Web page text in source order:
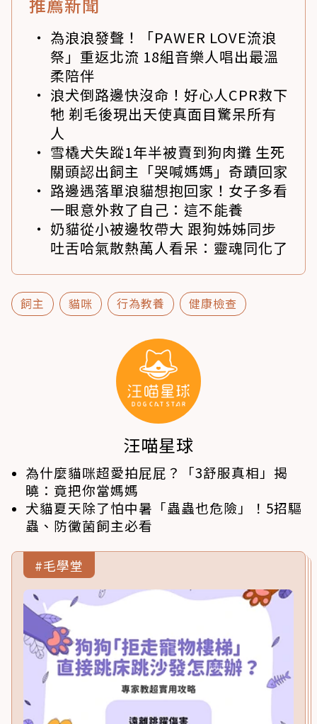
為浪浪發聲！「PAWER LOVE流浪
祭」重返北流 18組音樂人唱出最溫
柔陪伴
浪犬倒路邊快沒命！好心人CPR救下
牠 剃毛後現出天使真面目驚呆所有
人
雪橇犬失蹤1年半被賣到狗肉攤 生死
關頭認出飼主「哭喊媽媽」奇蹟回家
路邊遇落單浪貓想抱回家！女子多看
一眼意外救了自己：這不能養
奶貓從小被邊牧帶大 跟狗姊姊同步
吐舌哈氣散熱萬人看呆：靈魂同化了
飼主 貓咪 行為教養 健康檢查
汪喵星球
為什麼貓咪超愛拍屁屁？「3舒服真相」揭
曉：竟把你當媽媽
犬貓夏天除了怕中暑「蟲蟲也危險」！5招驅
蟲、防黴菌飼主必看
#毛學堂